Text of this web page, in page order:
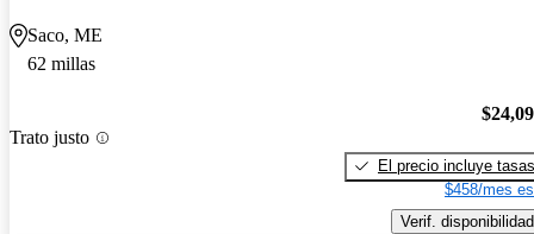
Saco, ME
62 millas
Trato justo
El precio incluye tasas
$458/mes
Verif. disponibilidad